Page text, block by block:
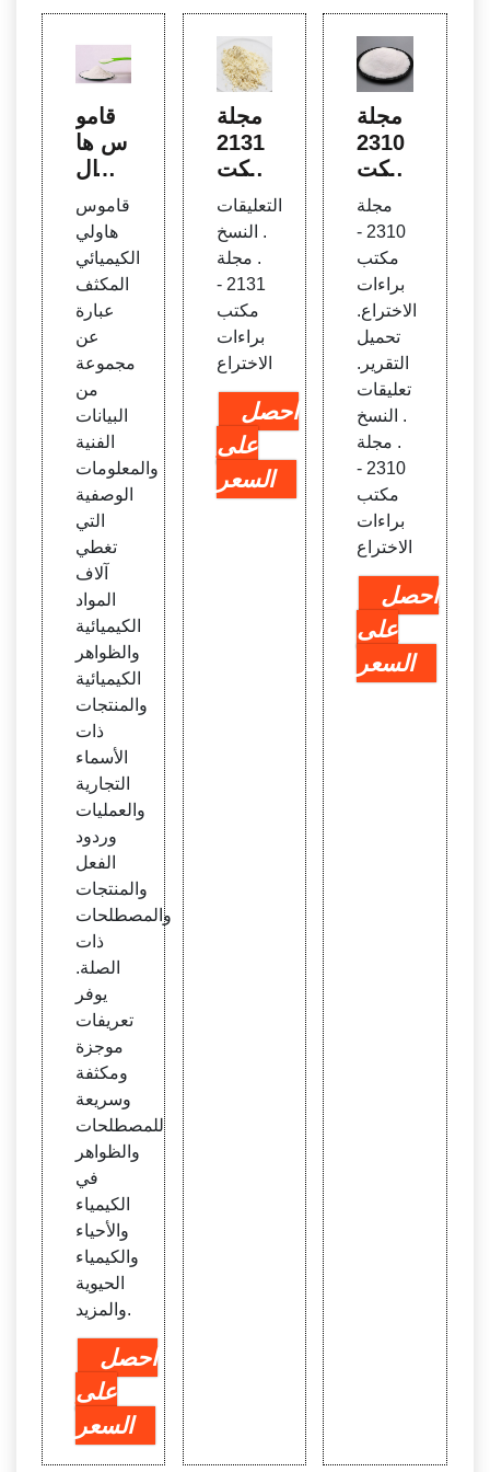
قامو
س ها
ولي ال
كيميا
ئي ال
مكثف
- وايل
ي - ا
لأدباء
قاموس
هاولي
الكيميائي
المكثف
عبارة
عن
مجموعة
من
البيانات
الفنية
والمعلومات
الوصفية
التي
تغطي
آلاف
المواد
الكيميائية
والظواهر
الكيميائية
والمنتجات
ذات
الأسماء
التجارية
والعمليات
وردود
الفعل
والمنتجات
والمصطلحات
ذات
الصلة.
يوفر
تعريفات
موجزة
ومكثفة
وسريعة
للمصطلحات
والظواهر
في
الكيمياء
والأحياء
والكيمياء
الحيوية
والمزيد.
احصل
على
السعر
مجلة
2131
- مكت
ب برا
ءات ا
لاخترا
ع
التعليقات
. النسخ
. مجلة
2131 -
مكتب
براءات
الاختراع
احصل
على
السعر
مجلة
2310
- مكت
ب برا
ءات ا
لاخترا
ع - الأ
سقف
مجلة
2310 -
مكتب
براءات
الاختراع.
تحميل
التقرير.
تعليقات
. النسخ
. مجلة
2310 -
مكتب
براءات
الاختراع
احصل
على
السعر